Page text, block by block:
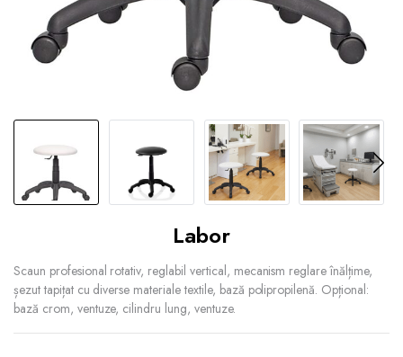
Labor
Scaun profesional rotativ, reglabil vertical, mecanism reglare înălțime,
șezut tapițat cu diverse materiale textile, bază polipropilenă. Opțional:
bază crom, ventuze, cilindru lung, ventuze.